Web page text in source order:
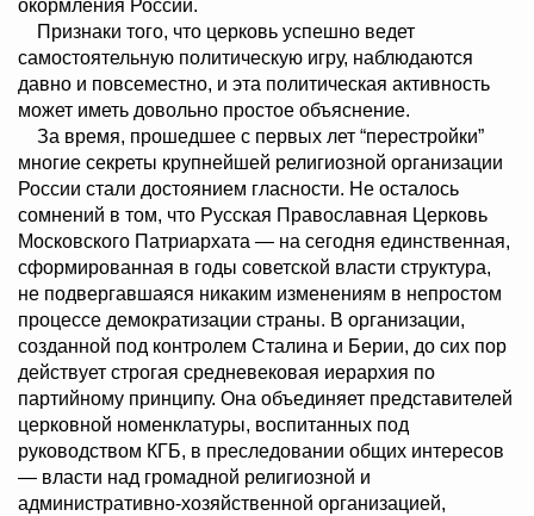
окормления России.
Признаки того, что церковь успешно ведет
самостоятельную политическую игру, наблюдаются
давно и повсеместно, и эта политическая активность
может иметь довольно простое объяснение.
За время, прошедшее с первых лет “перестройки”
многие секреты крупнейшей религиозной организации
России стали достоянием гласности. Не осталось
сомнений в том, что Русская Православная Церковь
Московского Патриархата — на сегодня единственная,
сформированная в годы советской власти структура,
не подвергавшаяся никаким изменениям в непростом
процессе демократизации страны. В организации,
созданной под контролем Сталина и Берии, до сих пор
действует строгая средневековая иерархия по
партийному принципу. Она объединяет представителей
церковной номенклатуры, воспитанных под
руководством КГБ, в преследовании общих интересов
— власти над громадной религиозной и
административно-хозяйственной организацией,